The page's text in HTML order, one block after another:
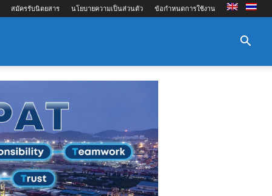
สมัครรับนิตยสาร นโยบายความเป็นส่วนตัว ข้อกำหนดการใช้งาน